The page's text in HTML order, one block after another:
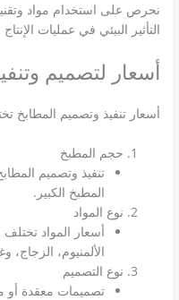
نحرص على استخدام مواد
التأثير البيئي في عمليات
أسعار لتصميم
أسعار تنفيذ وتصميم
حجم المطبخ
تنفيذ وتصميم
المطبخ الكبير.
نوع المواد
أسعار المواد
الألمنيوم، الزجاج،
نوع التصميم
تصميمات معقدة أو